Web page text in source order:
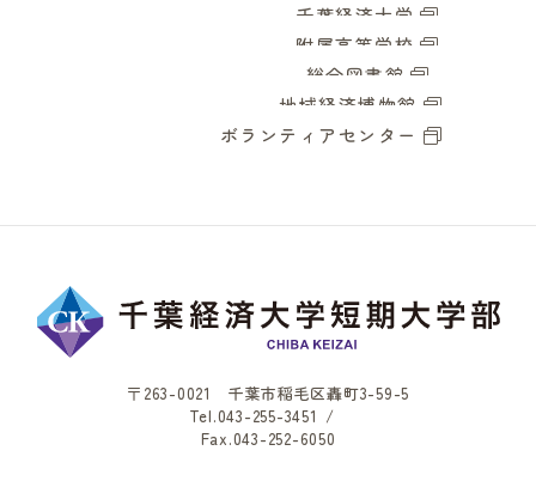
千葉経済大学
附属高等学校
総合図書館
地域経済博物館
ボランティアセンター
〒263-0021 千葉市稲毛区轟町3-59-5
Tel.043-255-3451 /
Fax.043-252-6050